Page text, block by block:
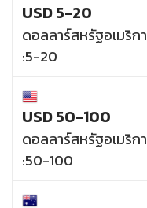
USD 5-20
ดอลลาร์สหรัฐอเมริกา
:5-20
USD 50-100
ดอลลาร์สหรัฐอเมริกา
:50-100